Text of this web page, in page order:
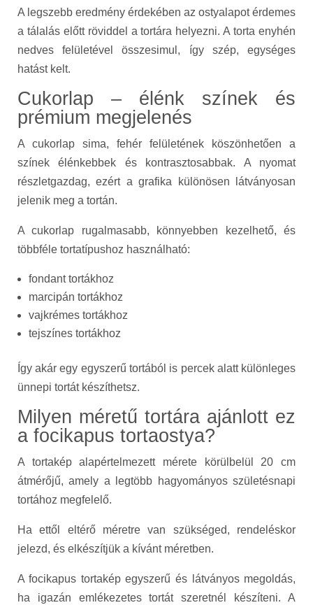
A legszebb eredmény érdekében az ostyalapot érdemes
a tálalás előtt röviddel a tortára helyezni. A torta enyhén
nedves felületével összesimul, így szép, egységes
hatást kelt.
Cukorlap – élénk színek és
prémium megjelenés
A cukorlap sima, fehér felületének köszönhetően a
színek élénkebbek és kontrasztosabbak. A nyomat
részletgazdag, ezért a grafika különösen látványosan
jelenik meg a tortán.
A cukorlap rugalmasabb, könnyebben kezelhető, és
többféle tortatípushoz használható:
fondant tortákhoz
marcipán tortákhoz
vajkrémes tortákhoz
tejszínes tortákhoz
Így akár egy egyszerű tortából is percek alatt különleges
ünnepi tortát készíthetsz.
Milyen méretű tortára ajánlott ez
a focikapus tortaostya?
A tortakép alapértelmezett mérete körülbelül 20 cm
átmérőjű, amely a legtöbb hagyományos születésnapi
tortához megfelelő.
Ha ettől eltérő méretre van szükséged, rendeléskor
jelezd, és elkészítjük a kívánt méretben.
A focikapus tortakép egyszerű és látványos megoldás,
ha igazán emlékezetes tortát szeretnél készíteni. A